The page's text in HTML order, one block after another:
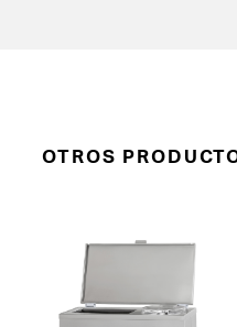
OTROS